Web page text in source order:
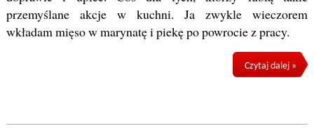
przemyślane akcje w kuchni. Ja zwykle wieczorem
wkładam mięso w marynatę i piekę po powrocie z pracy.
Czytaj dalej »